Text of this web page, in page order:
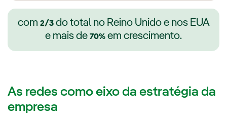
com 2/3do total no Reino Unido e nos EUA
e mais de 70% em crescimento.
As redes como eixo da estratégia da
empresa